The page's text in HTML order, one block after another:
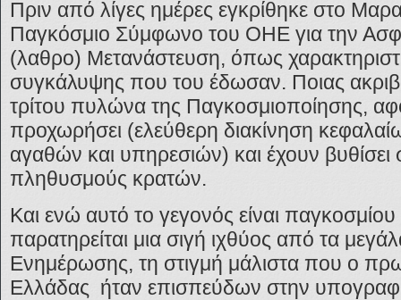
Πριν από λίγες ημέρες εγκρίθηκε στο
Παγκόσμιο Σύμφωνο του ΟΗΕ για την
(λαθρο) Μετανάστευση, όπως
συγκάλυψης που του έδωσαν. Ποιας
τρίτου πυλώνα της Παγκοσμιοποίησης,
προχωρήσει (ελεύθερη διακίνηση
αγαθών και υπηρεσιών) και έχουν βυθίσει
πληθυσμούς κρατών.
Και ενώ αυτό το γεγονός είναι
παρατηρείται μια σιγή ιχθύος από τα
Ενημέρωσης, τη στιγμή μάλιστα που ο
Ελλάδας ήταν επισπεύδων στην